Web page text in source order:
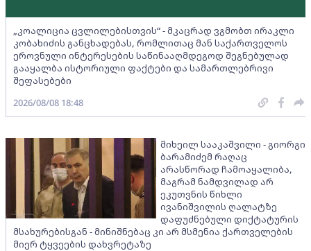
„კოალიცია ცვლილებისთვის“ - მკაცრად ვგმობთ ირაკლი
კობახიძის განცხადებას, რომლითაც მან საქართველოს
ეროვნული ინტერესების საწინააღმდეგოდ შეგნებულად
გააყალბა ისტორიული ფაქტები და სამართლებრივი
შეფასებები
2026/08/08 18:48
მიხეილ სააკაშვილი - გიორგი
ბარამიძემ რაღაც
არასწორად ჩამოაყალიბა,
მაგრამ ნამდვილად არ
ეკუთვნის წიხლი
ივანიშვილის ღალატზე
დაფუძნებული დიქტატურის
მსახურებისგან - მინიშნებაც კი არ მსმენია ქართველების
მიერ ტყვეების დახვრეტაზე